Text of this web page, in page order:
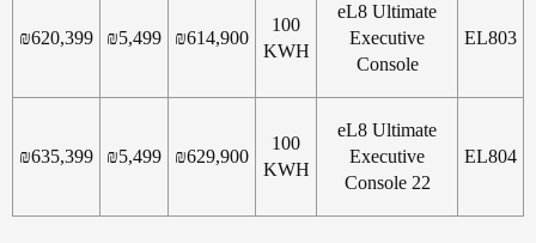
EL803
eL8 Ultimate
Executive
Console
100
KWH
₪614,900
₪5,499
₪620,399
EL804
eL8 Ultimate
Executive
Console 22
100
KWH
₪629,900
₪5,499
₪635,399